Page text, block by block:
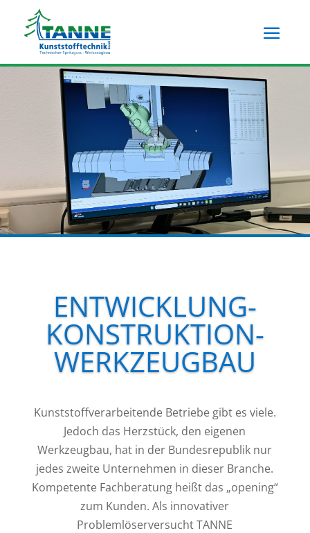
Skip To Content
ENTWICKLUNG-
KONSTRUKTION-
WERKZEUGBAU
Kunststoffverarbeitende Betriebe gibt es viele.
Jedoch das Herzstück, den eigenen
Werkzeugbau, hat in der Bundesrepublik nur
jedes zweite Unternehmen in dieser Branche.
Kompetente Fachberatung heißt das „opening“
zum Kunden. Als innovativer
Problemlöserversucht TANNE